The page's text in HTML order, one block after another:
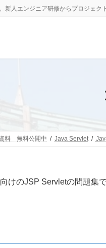
新人エンジニア研修からプロジェク
料 無料公開中 Java Servlet
けのJSP Servletの問題集で